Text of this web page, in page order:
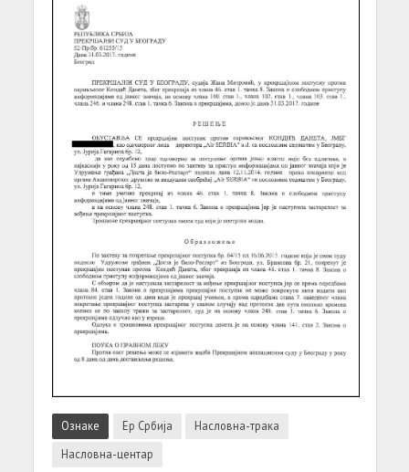
Ознаке Ер Србија
Насловна-трака
Насловна-центар